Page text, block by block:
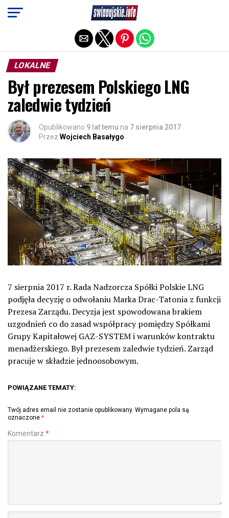
LOKALNE
Był prezesem Polskiego LNG
zaledwie tydzień
Opublikowano 9 lat temu na 7 sierpnia 2017
Przez Wojciech Basałygo
7 sierpnia 2017 r. Rada Nadzorcza Spółki Polskie LNG
podjęła decyzję o odwołaniu Marka Drac-Tatonia z funkcji
Prezesa Zarządu. Decyzja jest spowodowana brakiem
uzgodnień co do zasad współpracy pomiędzy Spółkami
Grupy Kapitałowej GAZ-SYSTEM i warunków kontraktu
menadżerskiego. Był prezesem zaledwie tydzień. Zarząd
pracuje w składzie jednoosobowym.
POWIĄZANE TEMATY:
Twój adres email nie zostanie opublikowany. Wymagane pola są
oznaczone *
Komentarz *
Exit mobile version